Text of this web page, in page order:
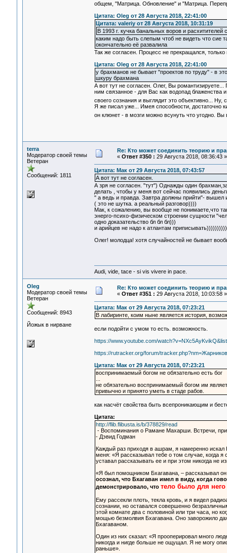
общем, "Матрица. Обновление" и "Матрица.
Цитата: Oleg от 28 Августа 2018, 22:41:00
Цитата: valeriy от 28 Августа 2018, 10:31:19
В 1993 г. кучка банальных воров и
каким надо быть слепым чтоб не видеть что сие
окончательно её развалила
Так же согласен. Процесс не прекращался,
Цитата: Oleg от 28 Августа 2018, 22:41:00
у брахманов не бывает "проектов по труду" - в
шкуру брахмана
А вот тут не согласен. Олег, Вы
ним связанное - для Вас как водопад блаженства
своего сознания и выглядит это объективно... Ну,
Я же писал уже... Имея способности, достаточно
он клюнет - в мозги можно всунуть что угодно.
terra
Модератор своей темы
Ветеран
Сообщений: 1811
Re: Кто может соединить теорию и
« Ответ #350 : 29 Августа 2018, 08:36:43 »
Цитата: Мак от 29 Августа 2018, 07:43:57
А вот тут не согласен.
А зря не согласен. "тут") Однажды один
делать , чтобы у меня вот сейчас появились
" а ведь и правда. Завтра должны прийти"- вышел
( это не шутка. а реальный разговор))))
Мак, к сожалению, вы вообще не понимаете,что
энерго-психо-физическом строении сущности
одно доказательство бл бл бл)))
и арийцев не надо к атлантам
Олег! молодца! хотя случайностей не бывает
Audi, vide, tace - si vis vivere in pace.
Oleg
Модератор своей темы
Ветеран
Сообщений: 8943
Йожык в нирване
Re: Кто может соединить теорию и
« Ответ #351 : 29 Августа 2018, 10:03:58 »
Цитата: Мак от 29 Августа 2018, 07:23:21
В лабиринте, коим ныне является история,
если подойти с умом то есть. возможность.
https://www.youtube.com/
https://rutracker.org/forum/
Цитата: Мак от 29 Августа 2018, 07:23:21
воспринимаемый богом не обязательно есть бог
не обязательно воспринимаемый богом им
привычно и принято уметь в стаде рабов.
как насчёт свойства быть всепроникающим и
Цитата:
http://flib.flibusta.is/b/378829/read
- Воспоминания о Рамане Махарши. Встречи,
- Дэвид Годман
Каждый раз приходя в ашрам, я намеренно
меня: «Я рассказывал тебе о том случае, когда
уставал рассказывать ее и при этом никогда не
«Я был помощником Бхагавана, – рассказывал
осознал, что Бхагаван имел в виду, когда
демонстрировало, что тело было для
Ему рассекли плоть, текла кровь, и я видел
сознании, но оставался совершенно
этой комнате два с половиной или три часа, но
мощью безмолвия Бхагавана. Оно заворожило
Бхагаваном.
Один из них сказал: «Я прооперировал много
никогда и нигде больше не ощущал. Я не могу
раньше».